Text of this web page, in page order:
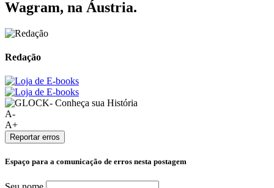
Wagram, na Áustria.
Redação
A-
A+
Reportar erros
Espaço para a comunicação de erros nesta postagem